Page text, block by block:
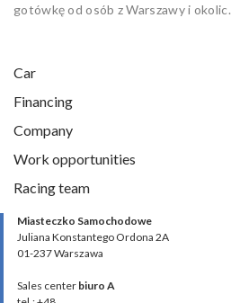
gotówkę od osób z Warszawy i okolic.
Car
Financing
Company
Work opportunities
Racing team
Miasteczko Samochodowe
Juliana Konstantego Ordona 2A
01-237 Warszawa
Sales center biuro A